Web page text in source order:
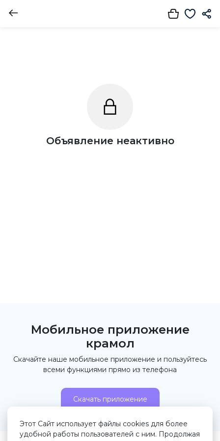
Объявление неактивно
Этот Сайт использует файлы cookies для более
удобной работы пользователей с ним. Продолжая
Мобильное приложение
крамол
Скачайте наше мобильное приложение и пользуйтесь
всеми функциями прямо из телефона
Скачать приложение